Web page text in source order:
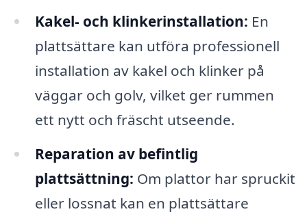
Kakel- och klinkerinstallation: En
plattsättare kan utföra professionell
installation av kakel och klinker på
väggar och golv, vilket ger rummen
ett nytt och fräscht utseende.
Reparation av befintlig
plattsättning: Om plattor har spruckit
eller lossnat kan en plattsättare